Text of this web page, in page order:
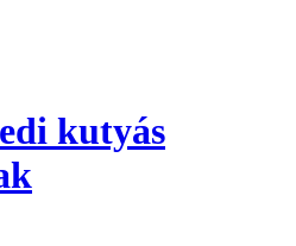
kutyás